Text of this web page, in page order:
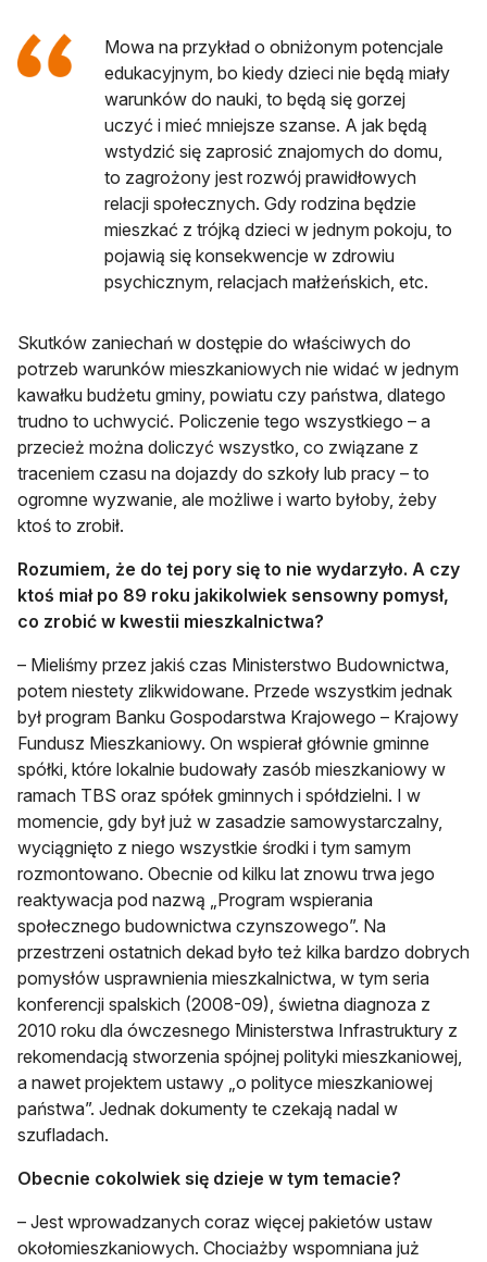
Mowa na przykład o obniżonym potencjale
edukacyjnym, bo kiedy dzieci nie będą miały
warunków do nauki, to będą się gorzej
uczyć i mieć mniejsze szanse. A jak będą
wstydzić się zaprosić znajomych do domu,
to zagrożony jest rozwój prawidłowych
relacji społecznych. Gdy rodzina będzie
mieszkać z trójką dzieci w jednym pokoju, to
pojawią się konsekwencje w zdrowiu
psychicznym, relacjach małżeńskich, etc.
Skutków zaniechań w dostępie do właściwych do
potrzeb warunków mieszkaniowych nie widać w jednym
kawałku budżetu gminy, powiatu czy państwa, dlatego
trudno to uchwycić. Policzenie tego wszystkiego – a
przecież można doliczyć wszystko, co związane z
traceniem czasu na dojazdy do szkoły lub pracy – to
ogromne wyzwanie, ale możliwe i warto byłoby, żeby
ktoś to zrobił.
Rozumiem, że do tej pory się to nie wydarzyło. A czy
ktoś miał po 89 roku jakikolwiek sensowny pomysł,
co zrobić w kwestii mieszkalnictwa?
– Mieliśmy przez jakiś czas Ministerstwo Budownictwa,
potem niestety zlikwidowane. Przede wszystkim jednak
był program Banku Gospodarstwa Krajowego – Krajowy
Fundusz Mieszkaniowy. On wspierał głównie gminne
spółki, które lokalnie budowały zasób mieszkaniowy w
ramach TBS oraz spółek gminnych i spółdzielni. I w
momencie, gdy był już w zasadzie samowystarczalny,
wyciągnięto z niego wszystkie środki i tym samym
rozmontowano. Obecnie od kilku lat znowu trwa jego
reaktywacja pod nazwą „Program wspierania
społecznego budownictwa czynszowego”. Na
przestrzeni ostatnich dekad było też kilka bardzo dobrych
pomysłów usprawnienia mieszkalnictwa, w tym seria
konferencji spalskich (2008-09), świetna diagnoza z
2010 roku dla ówczesnego Ministerstwa Infrastruktury z
rekomendacją stworzenia spójnej polityki mieszkaniowej,
a nawet projektem ustawy „o polityce mieszkaniowej
państwa”. Jednak dokumenty te czekają nadal w
szufladach.
Obecnie cokolwiek się dzieje w tym temacie?
– Jest wprowadzanych coraz więcej pakietów ustaw
okołomieszkaniowych. Chociażby wspomniana już